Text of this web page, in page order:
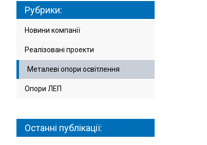
Рубрики:
Новини компанії
Реалізовані проекти
Металеві опори освітлення
Опори ЛЕП
Останні публікації: